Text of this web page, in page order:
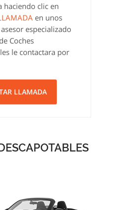
haciendo clic en
en unos
especializado
Coches
le contactara por
LLAMADA